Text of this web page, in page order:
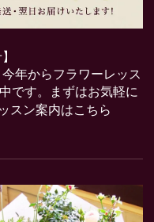
年からフラワーレッス
です。まずはお気軽に
スン案内はこちら